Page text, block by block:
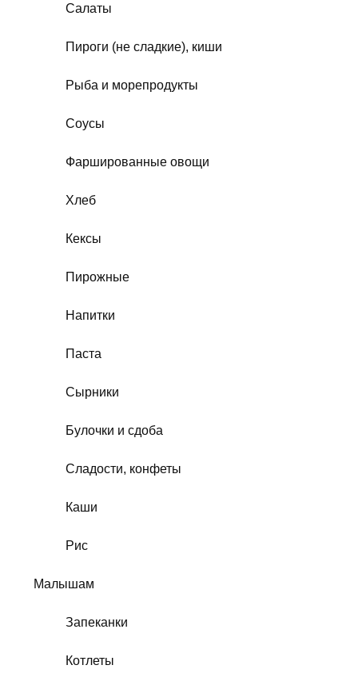
Салаты
Пироги (не сладкие), киши
Рыба и морепродукты
Соусы
Фаршированные овощи
Хлеб
Кексы
Пирожные
Напитки
Паста
Сырники
Булочки и сдоба
Сладости, конфеты
Каши
Рис
Малышам
Запеканки
Котлеты